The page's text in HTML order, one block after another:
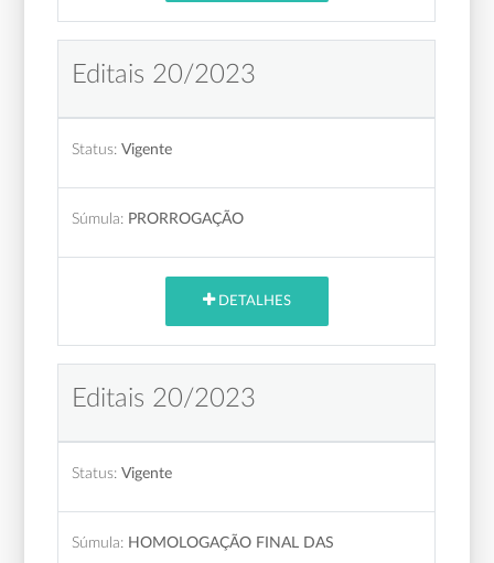
Editais 20/2023
Status: Vigente
Súmula: PRORROGAÇÃO
DETALHES
Editais 20/2023
Status: Vigente
Súmula: HOMOLOGAÇÃO FINAL DAS